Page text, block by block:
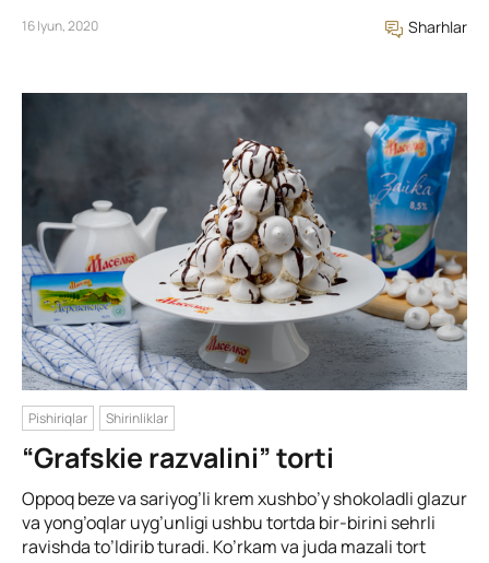
16 Iyun, 2020 Sharhlar
Pishiriqlar Shirinliklar
“Grafskie razvalini” torti
Oppoq beze va sariyog’li krem xushbo’y shokoladli glazur
va yong’oqlar uyg’unligi ushbu tortda bir-birini sehrli
ravishda to’ldirib turadi. Ko’rkam va juda mazali tort